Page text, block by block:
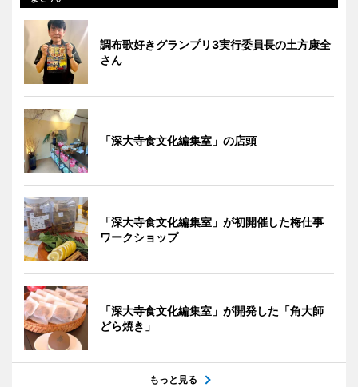
調布歌好きグランプリ3実行委員長の土方康全
さん
「深大寺食文化編集室」の店頭
「深大寺食文化編集室」が初開催した梅仕事
ワークショップ
「深大寺食文化編集室」が開発した「角大師
どら焼き」
もっと見る